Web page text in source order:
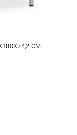
CM